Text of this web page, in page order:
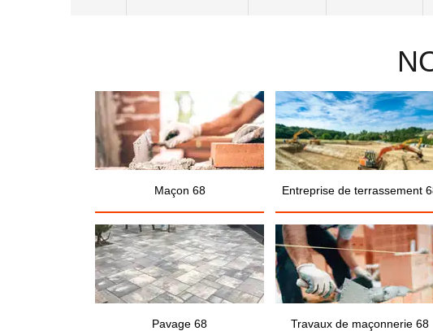
Maçon 68 Entreprise de terrassement
Pavage 68 Travaux de maçonnerie 68